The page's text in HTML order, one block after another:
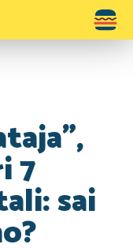
Toggle
7
sai